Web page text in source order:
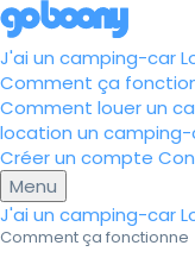
J'ai un camping-car
Comment ça
Comment louer un
location un camping-
Créer un compte
Menu
J'ai un camping-car
Comment ça fonctionne